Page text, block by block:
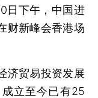
日下午，中国进
财新峰会香港场
贸易投资发展
立至今已有25